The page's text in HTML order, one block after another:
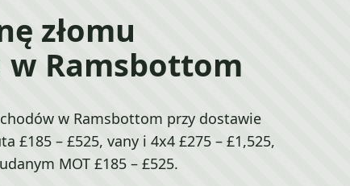
złomu
Ramsbottom
w Ramsbottom przy dostawie
£185 – £525, vany i 4x4 £275 – £1,525,
MOT £185 – £525.